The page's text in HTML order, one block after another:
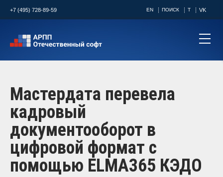
+7 (495) 728-89-59 EN ПОИСК T VK
Мастердата перевела
кадровый
документооборот в
цифровой формат с
помощью ELMA365 КЭДО